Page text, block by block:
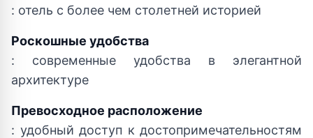
: отель с более чем столетней историей
Роскошные удобства
: современные удобства в элегантной
архитектуре
Превосходное расположение
: удобный доступ к достопримечательностям